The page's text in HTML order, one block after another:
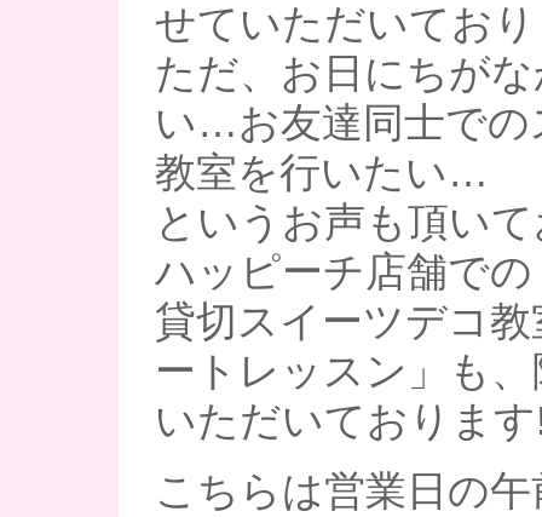
せていただいてお
ただ、お日にちが
い…お友達同士での
教室を行いたい…
というお声も頂い
ハッピーチ店舗での
貸切スイーツデコ
ートレッスン」も
いただいておりま
こちらは営業日の